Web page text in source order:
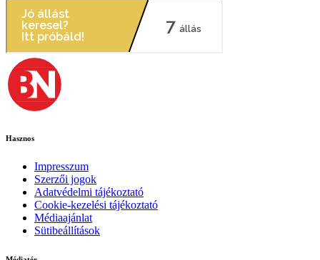
Hasznos
Impresszum
Szerzői jogok
Adatvédelmi tájékoztató
Cookie-kezelési tájékoztató
Médiaajánlat
Sütibeállítások